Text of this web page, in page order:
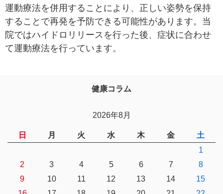
運動療法を併用することにより、正しい姿勢を保持
することで再発を予防できる可能性があります。当
院ではハイドロリリースを行った後、症状に合わせ
て運動療法を行っています。
健康コラム
2026年8月
日 月 火 水 木 金 土
1
2
3 4 5 6 7
8
9
10 11 12 13 14
15